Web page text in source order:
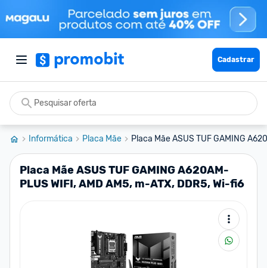
Cadastrar
Informática Placa Mãe Placa Mãe ASUS TUF GAMING
Placa Mãe ASUS TUF GAMING A620AM-
PLUS WIFI, AMD AM5, m-ATX, DDR5, Wi-fi6